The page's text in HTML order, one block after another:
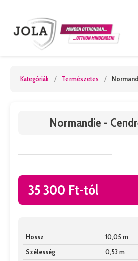
Kategóriák / Természetes /
Normandie -
35 300 Ft-tól
Hossz
10,05 m
Szélesség
0,53 m